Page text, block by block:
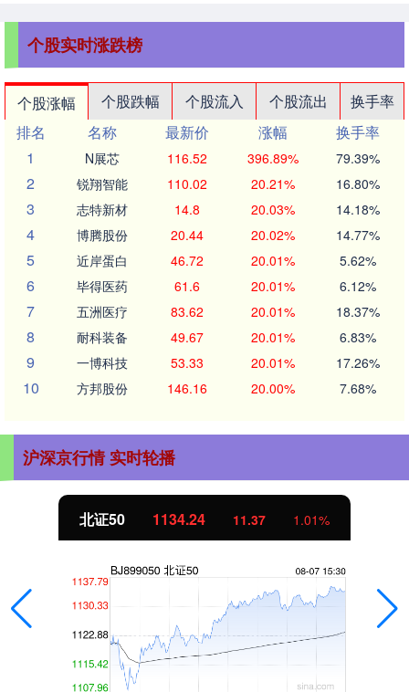
个股实时涨跌榜
个股涨幅 个股跌幅 个股流入 个股流出
换手率
排名
名称 最新价 涨幅
换手率
1
N展芯 116.52 396.89% 79.39%
2 锐翔智能 110.02 20.21% 16.80%
3 志特新材 14.8 20.03% 14.18%
4 博腾股份 20.44 20.02% 14.77%
5 近岸蛋白 46.72 20.01% 5.62%
6 毕得医药 61.6 20.01% 6.12%
7 五洲医疗 83.62 20.01% 18.37%
8 耐科装备 49.67 20.01% 6.83%
9 一博科技 53.33 20.01% 17.26%
10 方邦股份 146.16 20.00% 7.68%
沪深京行情 实时轮播
北证50 1134.24 11.37 1.01%